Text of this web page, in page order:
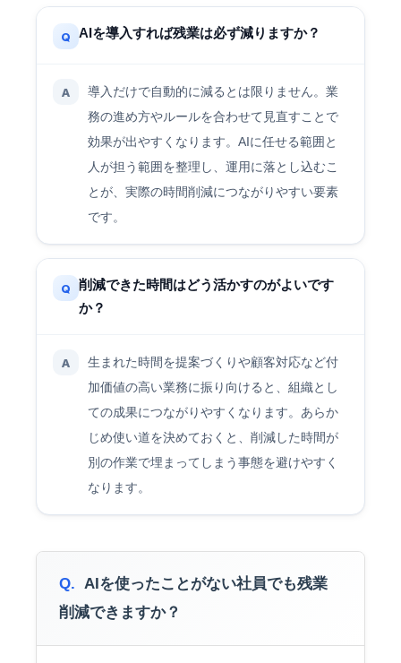
Q AIを導入すれば残業は必ず減りますか？
A
導入だけで自動的に減るとは限りません。業
務の進め方やルールを合わせて見直すことで
効果が出やすくなります。AIに任せる範囲と
人が担う範囲を整理し、運用に落とし込むこ
とが、実際の時間削減につながりやすい要素
です。
Q
削減できた時間はどう活かすのがよいです
か？
A
生まれた時間を提案づくりや顧客対応など付
加価値の高い業務に振り向けると、組織とし
ての成果につながりやすくなります。あらか
じめ使い道を決めておくと、削減した時間が
別の作業で埋まってしまう事態を避けやすく
なります。
Q. AIを使ったことがない社員でも残業
削減できますか？